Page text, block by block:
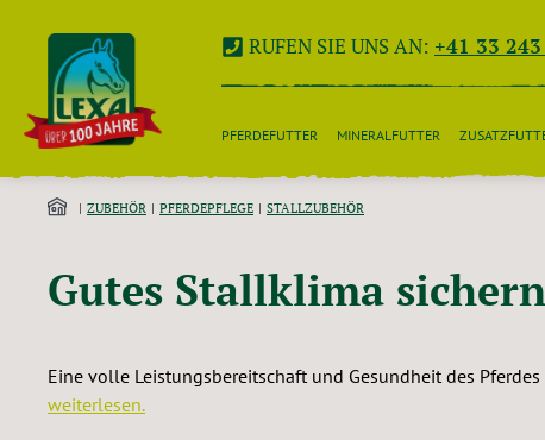
Hauptinhalt springen
Zur Suche springen
Zur Hauptnavigation springen
RUFEN SIE UNS AN: +41 33
PFERDEFUTTER MINERALFUTTER
ZUBEHÖR PFERDEPFLEGE STALLZUBEHÖR
Gutes Stallklima sichern
Eine volle Leistungsbereitschaft und Gesundheit des
weiterlesen.